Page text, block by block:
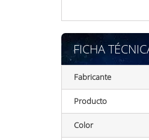
FICHA
Fabricante
Producto
Color